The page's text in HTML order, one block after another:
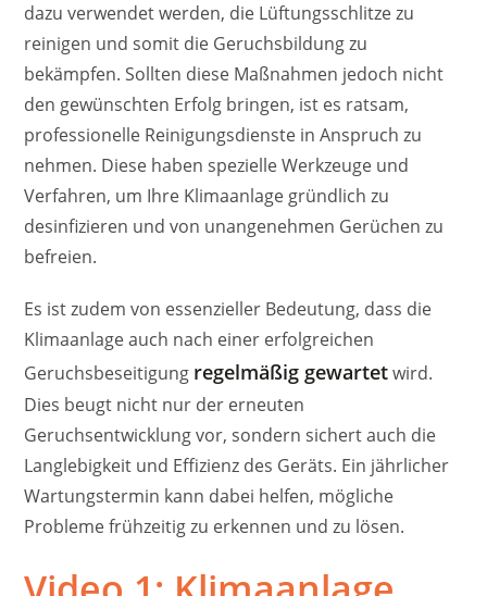
dazu verwendet werden, die Lüftungsschlitze zu
reinigen und somit die Geruchsbildung zu
bekämpfen. Sollten diese Maßnahmen jedoch nicht
den gewünschten Erfolg bringen, ist es ratsam,
professionelle Reinigungsdienste in Anspruch zu
nehmen. Diese haben spezielle Werkzeuge und
Verfahren, um Ihre Klimaanlage gründlich zu
desinfizieren und von unangenehmen Gerüchen zu
befreien.
Es ist zudem von essenzieller Bedeutung, dass die
Klimaanlage auch nach einer erfolgreichen
Geruchsbeseitigung regelmäßig gewartetwird.
Dies beugt nicht nur der erneuten
Geruchsentwicklung vor, sondern sichert auch die
Langlebigkeit und Effizienz des Geräts. Ein jährlicher
Wartungstermin kann dabei helfen, mögliche
Probleme frühzeitig zu erkennen und zu lösen.